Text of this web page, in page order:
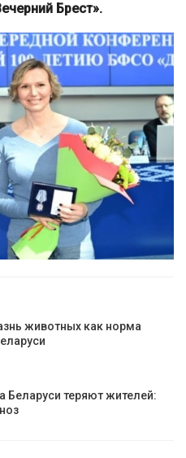
Брест».
животных как норма
Беларуси теряют жителей: